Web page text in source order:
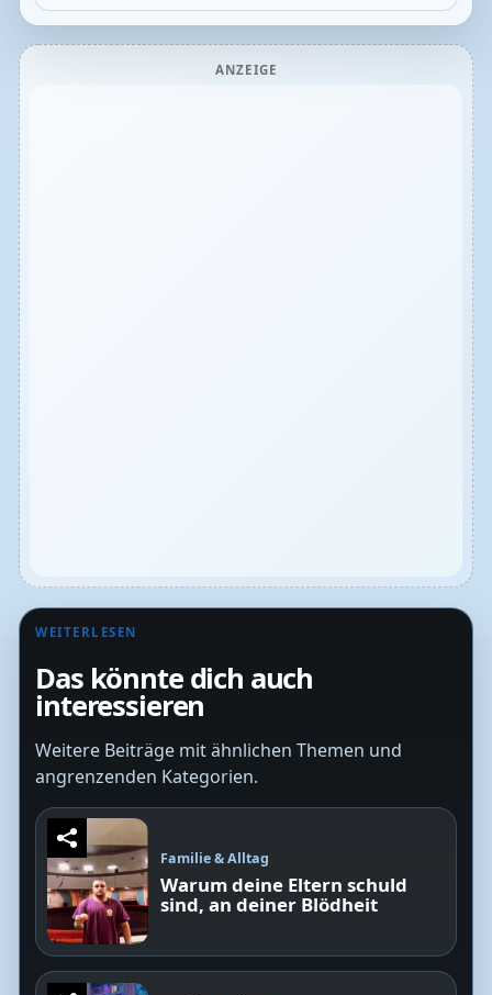
ANZEIGE
WEITERLESEN
Das könnte dich auch
interessieren
Weitere Beiträge mit ähnlichen Themen und
angrenzenden Kategorien.
Familie & Alltag
Warum deine Eltern schuld
sind, an deiner Blödheit